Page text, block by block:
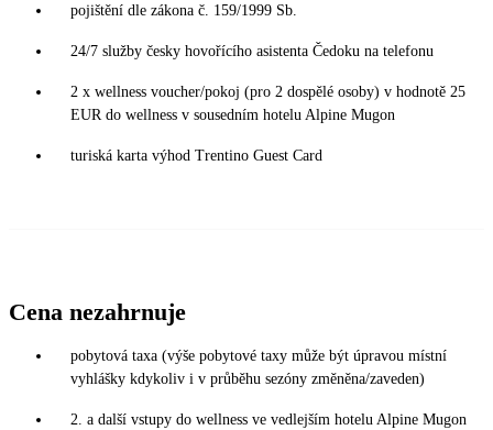
pojištění dle zákona č. 159/1999 Sb.
24/7 služby česky hovořícího asistenta Čedoku na telefonu
2 x wellness voucher/pokoj (pro 2 dospělé osoby) v hodnotě 25
EUR do wellness v sousedním hotelu Alpine Mugon
turiská karta výhod Trentino Guest Card
Cena nezahrnuje
pobytová taxa (výše pobytové taxy může být úpravou místní
vyhlášky kdykoliv i v průběhu sezóny změněna/zaveden)
2. a další vstupy do wellness ve vedlejším hotelu Alpine Mugon